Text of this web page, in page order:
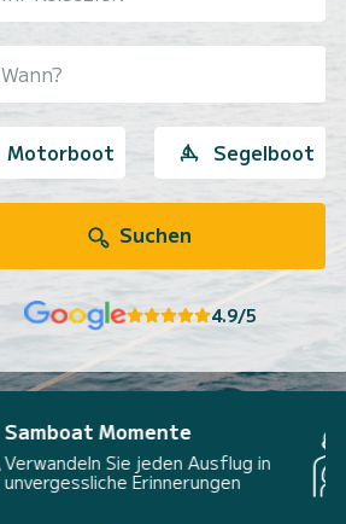
Wann?
Motorboot Segelboot
Suchen
4.9/5
Samboat Familien
Das Abenteuer auf See, einfach
und für alle zugänglich